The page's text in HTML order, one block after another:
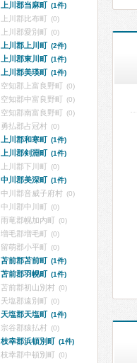
上川郡当麻町 (1件)
上川郡比布町 (0)
上川郡愛別町 (0)
上川郡上川町 (2件)
上川郡東川町 (1件)
上川郡美瑛町 (1件)
空知郡上富良野町 (0)
空知郡中富良野町 (0)
空知郡南富良野町 (0)
勇払郡占冠村 (0)
上川郡和寒町 (1件)
上川郡剣淵町 (1件)
上川郡下川町 (0)
中川郡美深町 (1件)
中川郡音威子府村 (0)
中川郡中川町 (0)
雨竜郡幌加内町 (0)
増毛郡増毛町 (0)
留萌郡小平町 (0)
苫前郡苫前町 (1件)
苫前郡羽幌町 (1件)
苫前郡初山別村 (0)
天塩郡遠別町 (0)
天塩郡天塩町 (1件)
宗谷郡猿払村 (0)
枝幸郡浜頓別町 (1件)
枝幸郡中頓別町 (0)